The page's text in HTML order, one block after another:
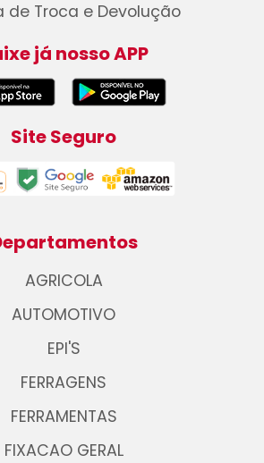
de Troca e Devolução
já nosso APP
Site Seguro
AGRICOLA
AUTOMOTIVO
EPI'S
FERRAGENS
FERRAMENTAS
FIXACAO GERAL